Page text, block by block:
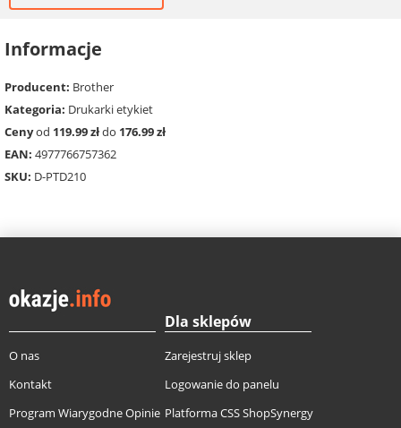
Informacje
Producent: Brother
Kategoria: Drukarki etykiet
Cenyod 119.99 złdo 176.99 zł
EAN: 4977766757362
SKU: D-PTD210
O nas
Kontakt
Program Wiarygodne Opinie
Dla sklepów
Zarejestruj sklep
Logowanie do panelu
Platforma CSS ShopSynergy